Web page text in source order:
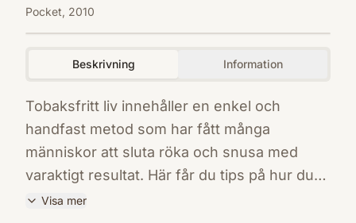
Pocket, 2010
Beskrivning Information
Tobaksfritt liv innehåller en enkel och
handfast metod som har fått många
människor att sluta röka och snusa med
varaktigt resultat. Här får du tips på hur du
kan lägga upp avvänjningen vecka för
Visa mer